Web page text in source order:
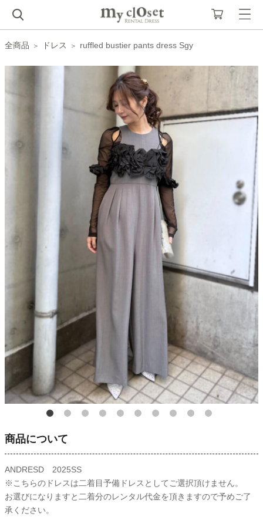
全商品 ドレス ruffled bustier pants dress Sgy
商品について
ANDRESD 2025SS
※こちらのドレスは二着目予備ドレスとしてご選択頂けません。
お選びになりますと二着分のレンタル代金を頂きますので予めご了
承ください。